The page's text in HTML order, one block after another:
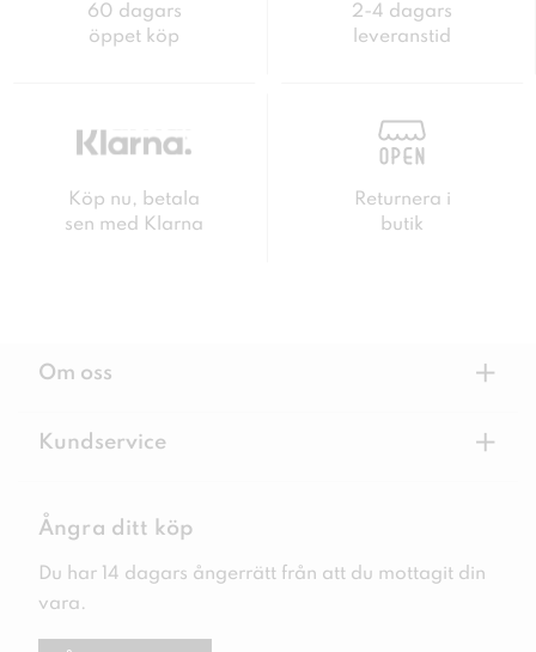
60 dagars
öppet köp
2-4 dagars
leveranstid
Köp nu, betala
sen med Klarna
Returnera i
butik
Om oss +
Kundservice +
Ångra ditt köp
Du har 14 dagars ångerrätt från att du mottagit din
vara.